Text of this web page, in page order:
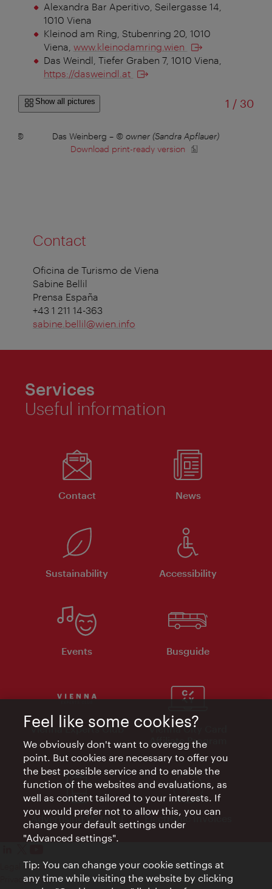
Alexandra Bar Aperitivo, Seilergasse 14,
1010 Viena
Kleinod am Ring, Stubenring 20, 1010
Viena, www.kleinodamring.wien
Das Weindl, Tiefer Graben 7, 1010 Viena,
https://dasweindl.at
Show all pictures 1 /of30
© Das Weinberg – © owner (Sandra Apflauer)
Download print-ready version
Contact
Oficina de Turismo de Viena
Sabine Bellil
Prensa España
+43 1 211 14-363
sabine.bellil@wien.info
Services
Useful information
Contact News
Sustainability Accessibility
Events Busguide
Vienna Experts Club
Vienna City Card
Affiliate Program
Advertising Material Electronic Invoices
Legal notice
Privacy policy
Feel like some cookies?
We obviously don't want to overegg the
point. But cookies are necessary to offer you
the best possible service and to enable the
function of the websites and evaluations, as
well as content tailored to your interests. If
you would prefer not to allow this, you can
change your default settings under
"Advanced settings".
Tip: You can change your cookie settings at
any time while visiting the website by clicking